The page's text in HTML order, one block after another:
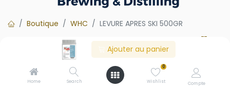
Ajouter au panier
Home Search
0
Wishlist Compte
Boutique WHC LEVURE APRES SKI 500GR
LEVURE APRES SKI 500GR
Une souche de levure de lager suisse appréciée pour sa